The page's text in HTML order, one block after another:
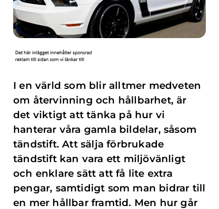
I en värld som blir alltmer medveten
om återvinning och hållbarhet, är
det viktigt att tänka på hur vi
hanterar våra gamla bildelar, såsom
tändstift. Att sälja förbrukade
tändstift kan vara ett miljövänligt
och enklare sätt att få lite extra
pengar, samtidigt som man bidrar till
en mer hållbar framtid. Men hur går